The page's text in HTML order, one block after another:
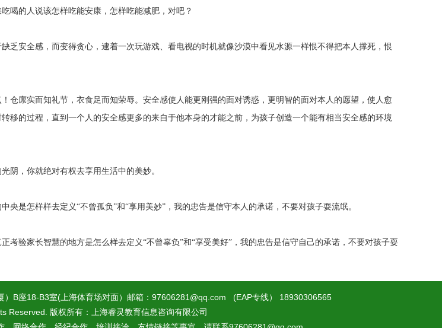
喝的人说该怎样吃能安康，怎样吃能减肥，对吧？
乏安全感，而变得贪心，逮着一次玩游戏、看电视的时机就像沙漠中看见水源一样恨不得把本人撑死，恨
仓廪实而知礼节，衣食足而知荣辱。安全感使人能更刚强的面对诱惑，更明智的面对本人的愿望，使人愈
移的过程，直到一个人的安全感更多的来自于他本身的才能之前，为孩子创造一个能有相当安全感的环境
阴，你就绝对有权去享用生活中的美妙。
央是怎样样去定义“不曾孤负”和“享用美妙”，我的忠告是信守本人的承诺，不要对孩子耍流氓。
考验家长智慧的地方是怎么样去定义“不曾辜负”和“享受美好”，我的忠告是信守自己的承诺，不要对孩子耍
）B座18-B3室(上海体育场对面）邮箱：97606281@qq.com (EAP专线） 18930306565
Reserved. 版权所有：上海睿灵教育信息咨询有限公司